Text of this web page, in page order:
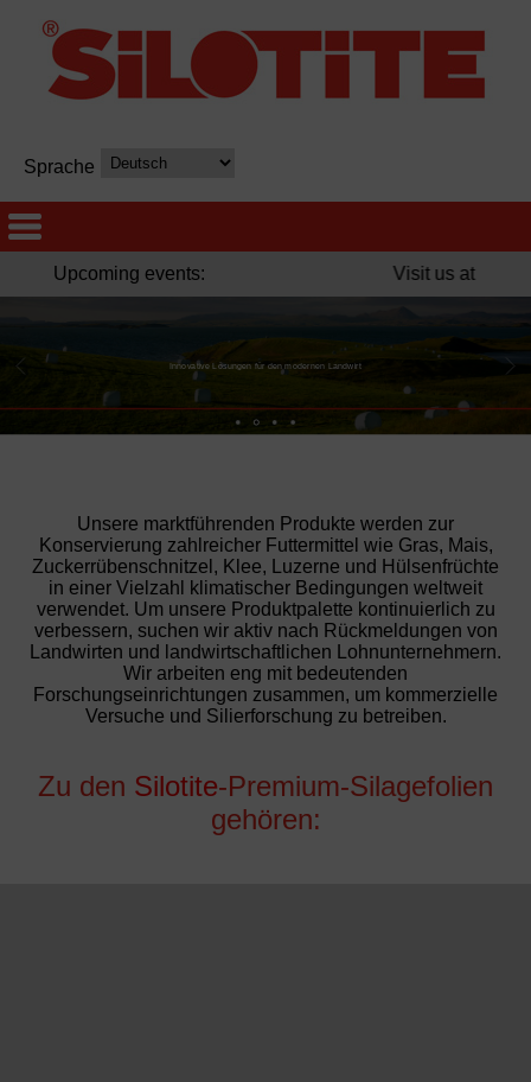
Sprache
Upcoming events: Visit us at
Innovative Lösungen für den modernen Landwirt
Unsere marktführenden Produkte werden zur
Konservierung zahlreicher Futtermittel wie Gras, Mais,
Zuckerrübenschnitzel, Klee, Luzerne und Hülsenfrüchte
in einer Vielzahl klimatischer Bedingungen weltweit
verwendet. Um unsere Produktpalette kontinuierlich zu
verbessern, suchen wir aktiv nach Rückmeldungen von
Landwirten und landwirtschaftlichen Lohnunternehmern.
Wir arbeiten eng mit bedeutenden
Forschungseinrichtungen zusammen, um kommerzielle
Versuche und Silierforschung zu betreiben.
Zu den Silotite-Premium-Silagefolien
gehören: